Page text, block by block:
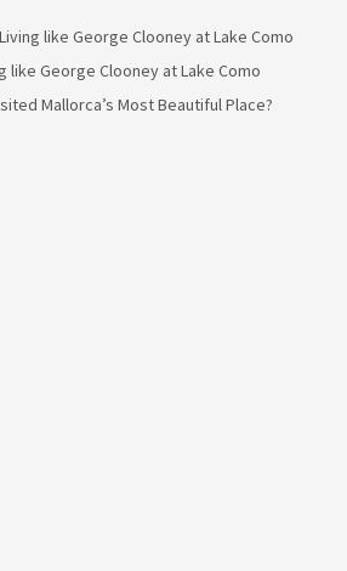
Living like George Clooney at Lake Como
like George Clooney at Lake Como
Mallorca’s Most Beautiful Place?